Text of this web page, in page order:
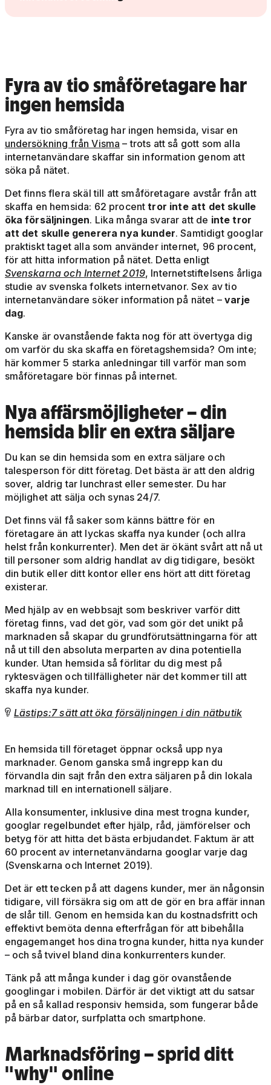
Fyra av tio småföretagarehar
ingen hemsida
Fyra av tio småföretag har ingen hemsida, visar en
undersökning från Visma – trots att så gott som alla
internetanvändare skaffar sin information genom att
söka på nätet.
Det finns flera skäl till att småföretagare avstår från att
skaffa en hemsida: 62 procenttror inte att det skulle
öka försäljningen. Lika många svarar att de inte tror
att det skulle generera nya kunder. Samtidigt googlar
praktiskt taget alla som använder internet, 96 procent,
för att hitta information på nätet. Detta enligt
Svenskarna och Internet 2019, Internetstiftelsens årliga
studie av svenska folkets internetvanor. Sex av tio
internetanvändare söker information på nätet –varje
dag.
Kanske är ovanstående fakta nog för att övertyga dig
om varför du ska skaffa en företagshemsida? Om inte;
här kommer 5 starka anledningar till varför man som
småföretagare bör finnas på internet.
Nya affärsmöjligheter– din
hemsida blir en extra säljare
Du kan se din hemsida som en extra säljare och
talesperson för ditt företag. Det bästa är att den aldrig
sover, aldrig tar lunchrast eller semester. Du har
möjlighet att sälja och synas 24/7.
Det finns väl få saker som känns bättre för en
företagare än att lyckas skaffa nya kunder (och allra
helst från konkurrenter). Men det är ökänt svårt att nå ut
till personer som aldrig handlat av dig tidigare, besökt
din butik eller ditt kontor eller ens hört att ditt företag
existerar.
Med hjälp av en webbsajt som beskriver varför ditt
företag finns, vad det gör, vad som gör det unikt på
marknaden så skapar du grundförutsättningarna för att
nå ut till den absoluta merparten av dina potentiella
kunder. Utan hemsida så förlitar du dig mest på
ryktesvägen och tillfälligheter när det kommer till att
skaffa nya kunder.
 Lästips:7 sätt att öka försäljningen i din nätbutik
En hemsida till företaget öppnar också upp nya
marknader. Genom ganska små ingrepp kan du
förvandla din sajt från den extra säljaren på din lokala
marknad till en internationell säljare.
Alla konsumenter, inklusive dina mest trogna kunder,
googlar regelbundet efter hjälp, råd, jämförelser och
betyg för att hitta det bästa erbjudandet. Faktum är att
60 procent av internetanvändarna googlar varje dag
(Svenskarna och Internet 2019).
Det är ett tecken på att dagens kunder, mer än någonsin
tidigare, vill försäkra sig om att de gör en bra affär innan
de slår till. Genom en hemsida kan du kostnadsfritt och
effektivt bemöta denna efterfrågan för att bibehålla
engagemanget hos dina trogna kunder, hitta nya kunder
– och så tvivel bland dina konkurrenters kunder.
Tänk på att många kunder i dag gör ovanstående
googlingar i mobilen. Därför är det viktigt att du satsar
på en så kallad responsiv hemsida, som fungerar både
på bärbar dator, surfplatta och smartphone.
Marknadsföring– sprid ditt
"why" online